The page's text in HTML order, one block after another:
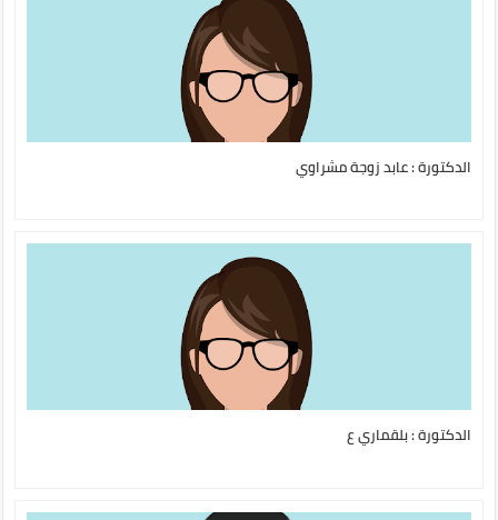
الدكتورة : عابد زوجة مشراوي
الدكتورة : بلقماري ع